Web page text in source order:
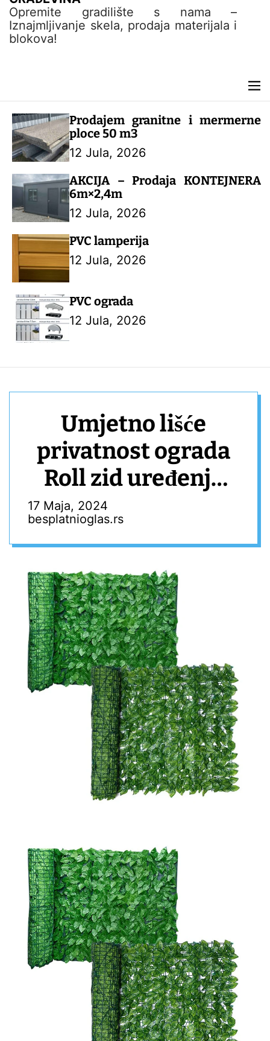
Opremite gradilište s nama –
Iznajmljivanje skela, prodaja materijala i
blokova!
M
e
n
Prodajem granitne i mermerne
ploce 50 m3
12 Jula, 2026
AKCIJA – Prodaja KONTEJNERA
6m×2,4m
12 Jula, 2026
PVC lamperija
12 Jula, 2026
PVC ograda
12 Jula, 2026
Umjetno lišće
privatnost ograda
Roll zid uređenje
okoliša privatnost
ograda biljka
dekoracija umjetna
ograda od bršljana
– DEKORACIJA
FASADE
17 Maja, 2024
besplatnioglas.rs